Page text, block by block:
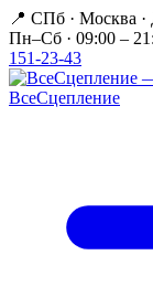
📍 СПб · Москва ·
Пн–Сб · 09:00 –
151-23-43
ВсеСцепление